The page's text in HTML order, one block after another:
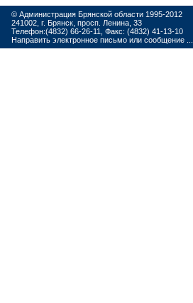
© Администрация Брянской области 1995-2012
241002, г. Брянск, просп. Ленина, 33
Телефон:(4832) 66-26-11, Факс: (4832) 41-13-10
Направить электронное письмо или сообщение ...